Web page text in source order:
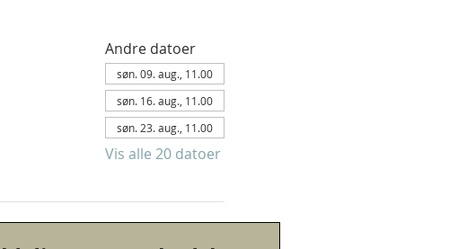
Andre datoer
søn. 09. aug., 11.00
søn. 16. aug., 11.00
søn. 23. aug., 11.00
Vis alle 20 datoer